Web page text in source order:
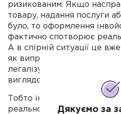
ризикованим. Якщо
товару, надання послуги
було, то оформлення
фактично спотворює
А в спірній ситуації це
як виправлення помилки,
легалізувати чужий
виглядом власного доходу.
Тобто інвойс допустимий
реально стоїтьДякуємо за